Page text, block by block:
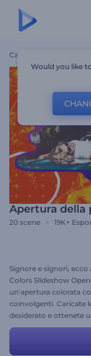
Casa
Apertura della
20 scene 19K+
Signore e signori,
Colors Slideshow
un'apertura colorata
coinvolgenti. Caricate
desiderato e ottenete
pochi minuti. Non
orecchiabile e
per presentazioni,
Would you like